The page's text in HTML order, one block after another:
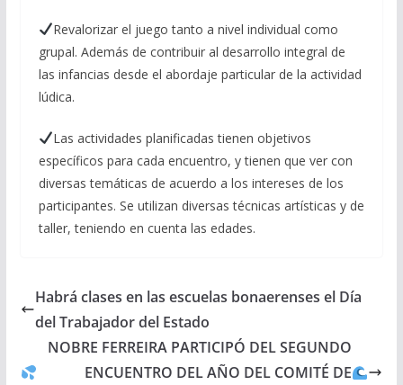
Revalorizar el juego tanto a nivel individual como
grupal. Además de contribuir al desarrollo integral de
las infancias desde el abordaje particular de la actividad
lúdica.
Las actividades planificadas tienen objetivos
específicos para cada encuentro, y tienen que ver con
diversas temáticas de acuerdo a los intereses de los
participantes. Se utilizan diversas técnicas artísticas y de
taller, teniendo en cuenta las edades.
Habrá clases en las escuelas bonaerenses el Día
del Trabajador del Estado
NOBRE FERREIRA PARTICIPÓ DEL SEGUNDO
ENCUENTRO DEL AÑO DEL COMITÉ DE